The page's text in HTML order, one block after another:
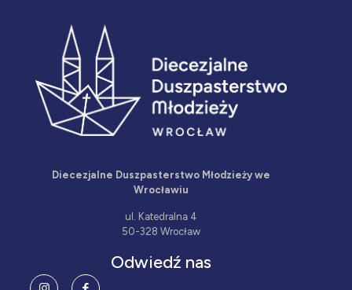
Diecezjalne Duszpasterstwo Młodzieży we
Wrocławiu
ul. Katedralna 4
50-328 Wrocław
Odwiedź nas